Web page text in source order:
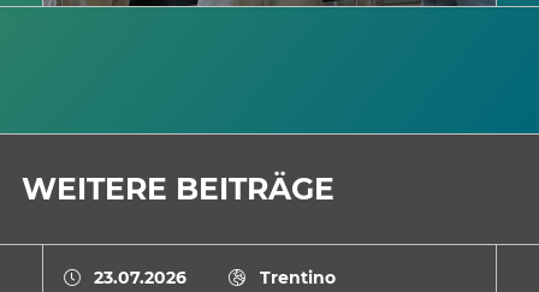
WEITERE BEITRÄGE
23.07.2026 Trentino